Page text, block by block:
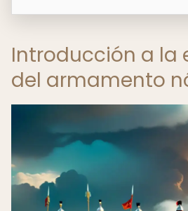
Introducción a la
del armamento